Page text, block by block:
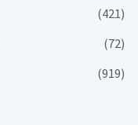
(421)
(72)
(919)